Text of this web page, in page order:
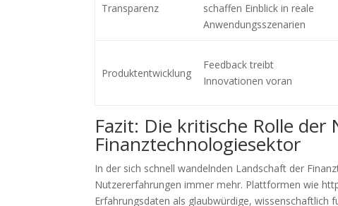
Transparenz
schaffen Einblick in reale
Anwendungsszenarien
Produktentwicklung
Feedback treibt
Innovationen voran
Fazit: Die kritische Rolle
Finanztechnologiesektor
In der sich schnell wandelnden Landschaft der
Nutzererfahrungen immer mehr. Plattformen wie
Erfahrungsdaten als glaubwürdige, wissenschaftlich